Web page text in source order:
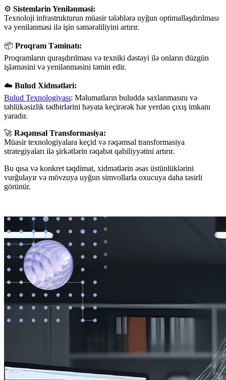
⚙️ Sistemlərin Yenilənməsi:
Texnoloji infrastrukturun müasir tələblərə uyğun optimallaşdırılması
və yenilənməsi ilə işin səmərəliliyini artırır.
📦 Proqram Təminatı:
Proqramların quraşdırılması və texniki dəstəyi ilə onların düzgün
işləməsini və yenilənməsini təmin edir.
☁️ Bulud Xidmətləri:
Bulud Texnologiyası: Məlumatların buludda saxlanmasını və
təhlükəsizlik tədbirlərini həyata keçirərək hər yerdən çıxış imkanı
yaradır.
🚀 Rəqəmsal Transformasiya:
Müasir texnologiyalara keçid və rəqəmsal transformasiya
strategiyaları ilə şirkətlərin rəqabət qabiliyyətini artırır.
Bu qısa və konkret təqdimat, xidmətlərin əsas üstünlüklərini
vurğulayır və mövzuya uyğun simvollarla oxucuya daha təsirli
görünür.